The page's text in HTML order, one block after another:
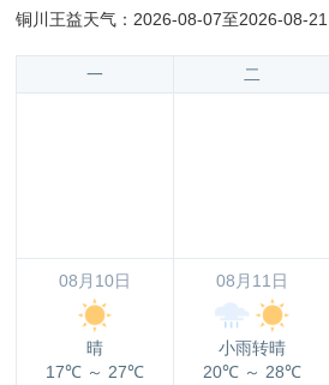
铜川王益天气：2026-08-07至2026-08-
一 二
08月10日
晴
17℃ ～ 27℃
08月11日
小雨转晴
20℃ ～ 28℃